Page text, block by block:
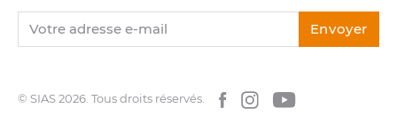
Votre adresse e-mail Envoyer
© SIAS 2026. Tous droits réservés. FacebookInstagram